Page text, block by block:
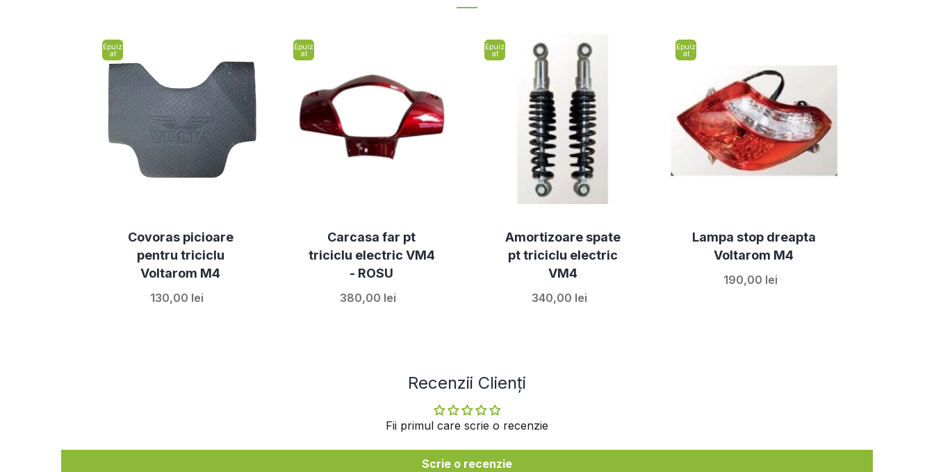
Epuiz
at
Covoras picioare
pentru triciclu
Voltarom M4
130,00 lei
Epuiz
at
Carcasa far pt
triciclu electric VM4
- ROSU
380,00 lei
Epuiz
at
Amortizoare spate
pt triciclu electric
VM4
340,00 lei
Epuiz
at
Lampa stop dreapta
Voltarom M4
190,00 lei
Recenzii Clienți
Fii primul care scrie o recenzie
Scrie o recenzie